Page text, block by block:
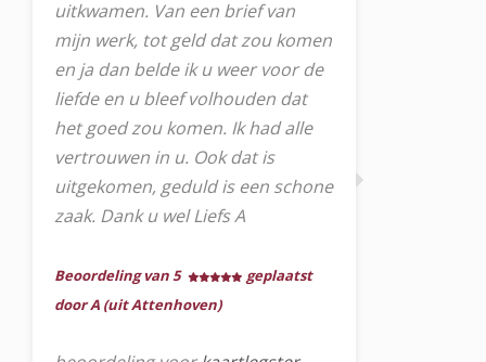
uitkwamen. Van een brief van
mijn werk, tot geld dat zou komen
en ja dan belde ik u weer voor de
liefde en u bleef volhouden dat
het goed zou komen. Ik had alle
vertrouwen in u. Ook dat is
uitgekomen, geduld is een schone
zaak. Dank u wel Liefs A
Beoordeling van 5
geplaatst
door A (uit Attenhoven)